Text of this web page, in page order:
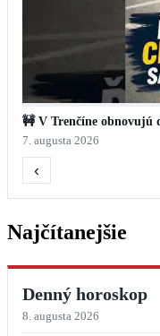
🚧 V Trenčíne obnovujú
7. augusta 2026
‹
Najčítanejšie
Denný horoskop
8. augusta 2026